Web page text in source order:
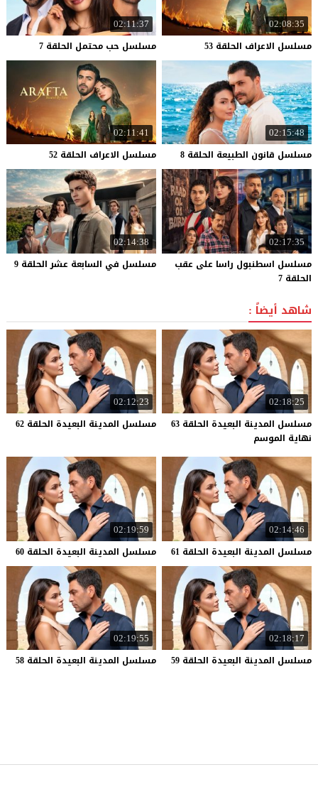
02:08:35
مسلسل الاعراف الحلقة 53
02:11:37
مسلسل حب محتمل الحلقة 7
02:15:48
مسلسل قانون الطبيعة الحلقة 8
02:11:41
مسلسل الاعراف الحلقة 52
02:17:35
مسلسل اسطنبول راسا على عقب
الحلقة 7
02:14:38
مسلسل في السابعة عشر الحلقة 9
شاهد أيضاً :
02:18:25
مسلسل المدينة البعيدة الحلقة 63
نهاية الموسم
02:12:23
مسلسل المدينة البعيدة الحلقة 62
02:14:46
مسلسل المدينة البعيدة الحلقة 61
02:19:59
مسلسل المدينة البعيدة الحلقة 60
02:18:17
مسلسل المدينة البعيدة الحلقة 59
02:19:55
مسلسل المدينة البعيدة الحلقة 58